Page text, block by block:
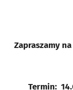
Zapraszamy
Termin: